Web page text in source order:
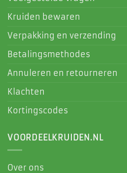
Kruiden bewaren
Verpakking en verzending
Betalingsmethodes
Annuleren en retourneren
Klachten
Kortingscodes
VOORDEELKRUIDEN.NL
Over ons